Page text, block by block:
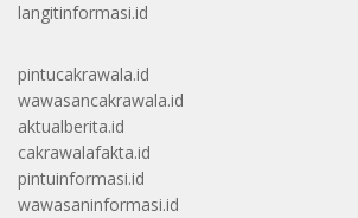
langitinformasi.id
pintucakrawala.id
wawasancakrawala.id
aktualberita.id
cakrawalafakta.id
pintuinformasi.id
wawasaninformasi.id